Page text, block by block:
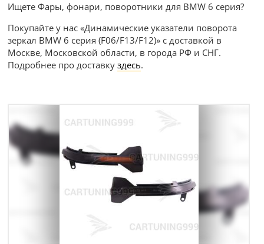
Ищете Фары, фонари, поворотники для BMW 6 серия?
Покупайте у нас «Динамические указатели поворота
зеркал BMW 6 серия (F06/F13/F12)» с доставкой в
Москве, Московской области, в города РФ и СНГ.
Подробнее про доставкуздесь.